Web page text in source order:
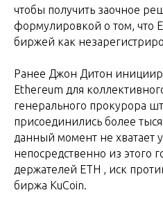
чтобы получить заочное
формулировкой о том, что
биржей как
Ранее Джон Дитон
Ethereum для
генерального прокурора
присоединились более
данный момент не хватает
непосредственно из этого
держателей ETH , иск
биржа KuCoin.